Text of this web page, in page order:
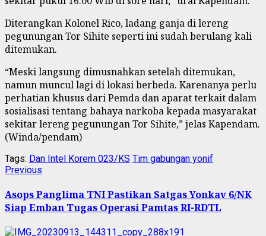
Diterangkan Kolonel Rico, ladang ganja di lereng
pegunungan Tor Sihite seperti ini sudah berulang kali
ditemukan.
“Meski langsung dimusnahkan setelah ditemukan,
namun muncul lagi di lokasi berbeda. Karenanya perlu
perhatian khusus dari Pemda dan aparat terkait dalam
sosialisasi tentang bahaya narkoba kepada masyarakat
sekitar lereng pegunungan Tor Sihite,” jelas Kapendam.
(Winda/pendam)
Tags: Dan Intel Korem 023/KS Tim gabungan yonif
Continue
Reading
Previous
Asops Panglima TNI Pastikan Satgas Yonkav 6/NK
Siap Emban Tugas Operasi Pamtas RI-RDTL